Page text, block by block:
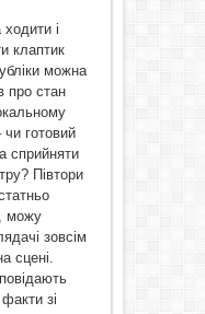
і
клаптик
можна
про стан
готовий
сприйняти
Півтори
можу
зовсім
сцені.
зі